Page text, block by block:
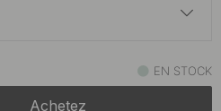
En stock
EN STOCK
Achetez